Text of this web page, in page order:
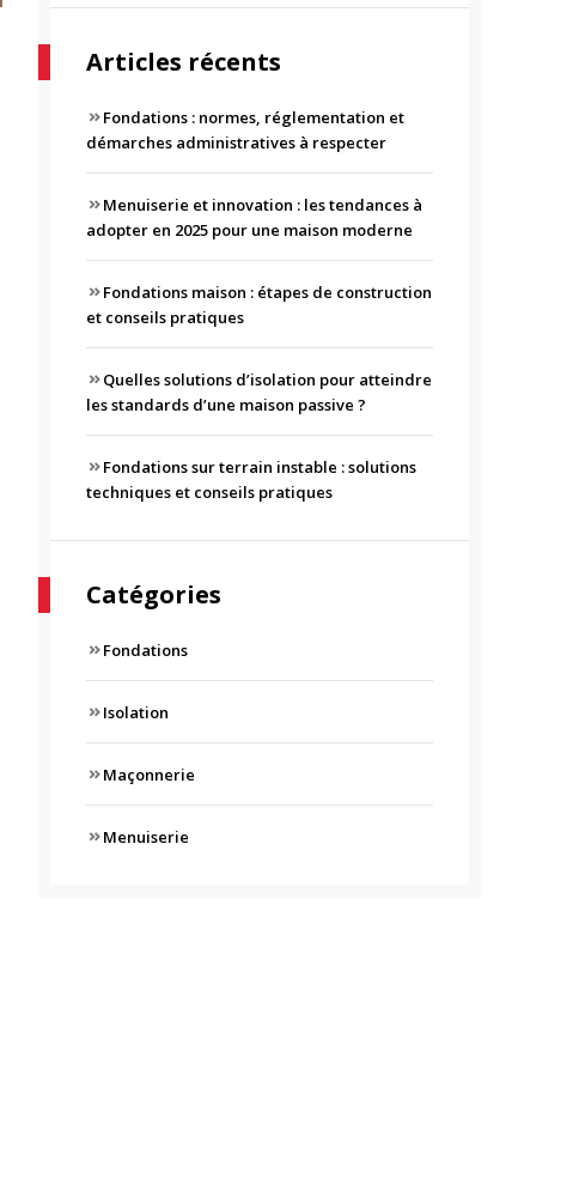
Articles récents
Fondations : normes, réglementation et
démarches administratives à respecter
Menuiserie et innovation : les tendances à
adopter en 2025 pour une maison moderne
Fondations maison : étapes de construction
et conseils pratiques
Quelles solutions d’isolation pour atteindre
les standards d’une maison passive ?
Fondations sur terrain instable : solutions
techniques et conseils pratiques
Catégories
Fondations
Isolation
Maçonnerie
Menuiserie